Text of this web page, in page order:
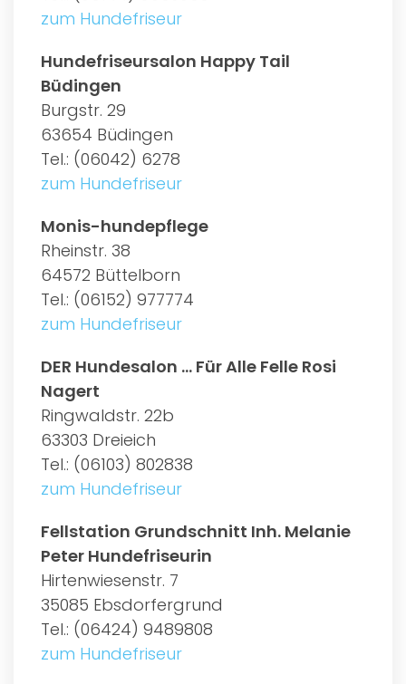
zum Hundefriseur
Hundefriseursalon Happy Tail
Büdingen
Burgstr. 29
63654 Büdingen
Tel.: (06042) 6278
zum Hundefriseur
Monis-hundepflege
Rheinstr. 38
64572 Büttelborn
Tel.: (06152) 977774
zum Hundefriseur
DER Hundesalon ... Für Alle Felle Rosi
Nagert
Ringwaldstr. 22b
63303 Dreieich
Tel.: (06103) 802838
zum Hundefriseur
Fellstation Grundschnitt Inh. Melanie
Peter Hundefriseurin
Hirtenwiesenstr. 7
35085 Ebsdorfergrund
Tel.: (06424) 9489808
zum Hundefriseur